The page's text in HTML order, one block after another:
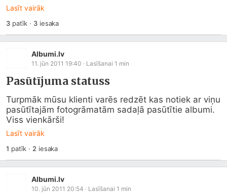
Lasīt vairāk
3patīk · 3iesaka
Albumi.lv
11. jūn 2011 19:40 · Lasīšanai 1 min
Pasūtījuma statuss
Turpmāk mūsu klienti varēs redzēt kas notiek ar viņu
pasūtītajām fotogrāmatām sadaļā pasūtītie albumi.
Viss vienkārši!
Lasīt vairāk
1 patīk · 2 iesaka
Albumi.lv
10. jūn 2011 20:54 · Lasīšanai 1 min